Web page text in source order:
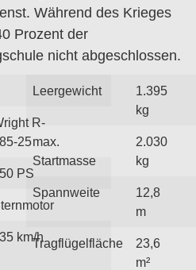
Während des Krieges
Prozent der
nicht abgeschlossen.
R-
25
PS
km/h
Leergewicht
1.395
kg
max.
Startmasse
2.030
kg
Spannweite
12,8
m
Tragflügelfläche
23,6
m²